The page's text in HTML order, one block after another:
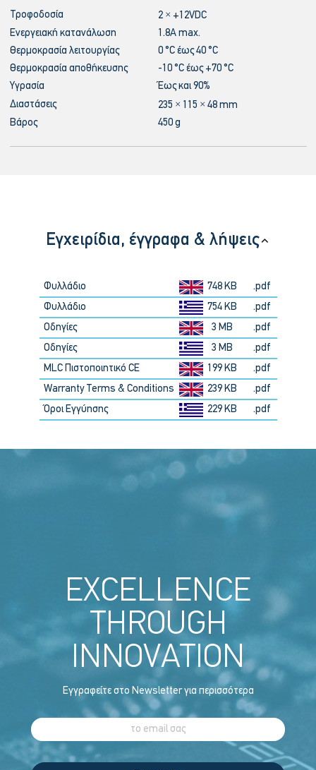
Τροφοδοσία
2 × +12VDC
Ενεργειακή κατανάλωση
1.8A max.
Θερμοκρασία λειτουργίας
0 °C έως 40 °C
Θερμοκρασία αποθήκευσης
-10 °C έως +70 °C
Υγρασία
Έως και 90%
Διαστάσεις
235 × 115 × 48 mm
Βάρος
450 g
Εγχειρίδια, έγγραφα & λήψεις
Φυλλάδιο 748 KB
.pdf
Φυλλάδιο
754 KB
.pdf
Οδηγίες
3 MB
.pdf
Οδηγίες
3 MB
.pdf
MLC Πιστοποιητικό CE
199 KB
.pdf
Warranty Terms & Conditions
239 KB
.pdf
Όροι Εγγύησης
229 KB .pdf
EXCELLENCE
THROUGH
INNOVATION
Εγγραφείτε στο Newsletter για περισσότερα